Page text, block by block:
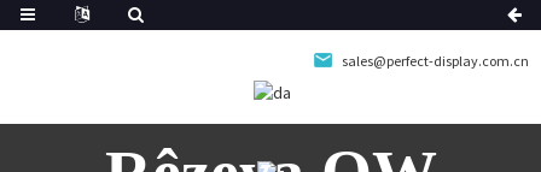
sales@perfect-display.com.cn